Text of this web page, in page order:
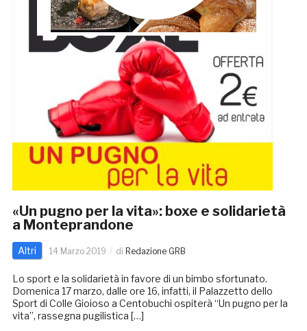
«Un pugno per la vita»: boxe e solidarietà
a Monteprandone
Altri 14 Marzo 2019 di Redazione GRB
Lo sport e la solidarietà in favore di un bimbo sfortunato.
Domenica 17 marzo, dalle ore 16, infatti, il Palazzetto dello
Sport di Colle Gioioso a Centobuchi ospiterà “Un pugno per la
vita”, rassegna pugilistica […]